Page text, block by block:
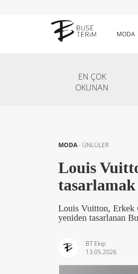
MODA
EN ÇOK
OKUNAN
MODA- ÜNLÜLER
Louis
Louis Vuitton,
yeniden tasarlanan
BT Ekip
13.05.2026